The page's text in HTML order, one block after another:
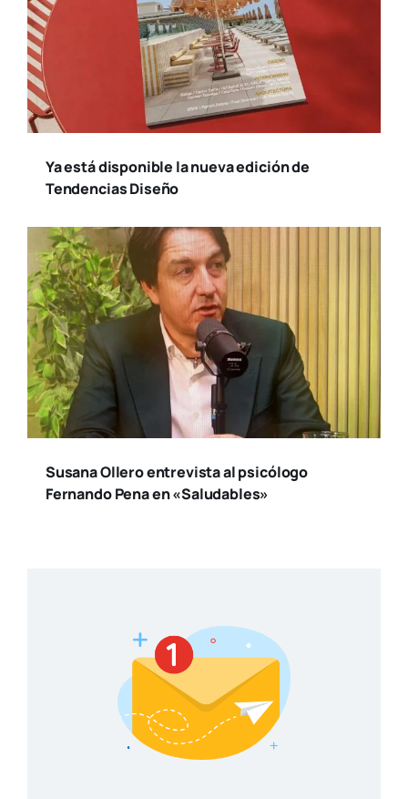
Ya está disponible la nueva edición de
Tendencias Diseño
Susana Ollero entrevista al psicólogo
Fernando Pena en «Saludables»